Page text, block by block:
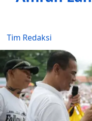
Tim Redaksi